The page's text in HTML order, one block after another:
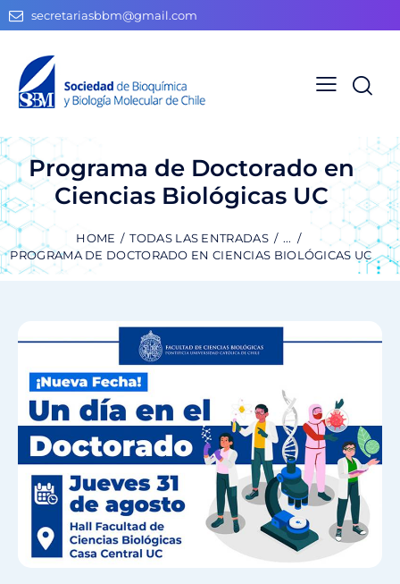
secretariasbbm@gmail.com
Programa de Doctorado en
Ciencias Biológicas UC
HOME TODAS LAS ENTRADAS
...
PROGRAMA DE DOCTORADO EN CIENCIAS BIOLÓGICAS UC